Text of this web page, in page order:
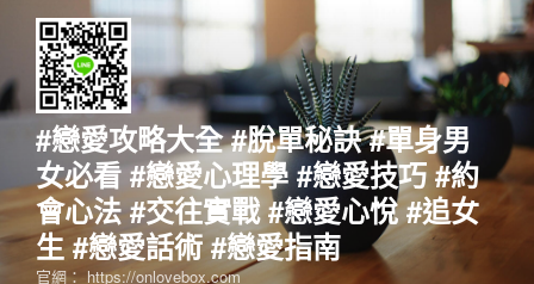
要
#戀愛攻略大全 #脫單秘訣 #單身男
女必看 #戀愛心理學 #戀愛技巧 #約
會心法 #交往實戰 #戀愛心悅 #追女
生 #戀愛話術 #戀愛指南
官網： https://onlovebox.com